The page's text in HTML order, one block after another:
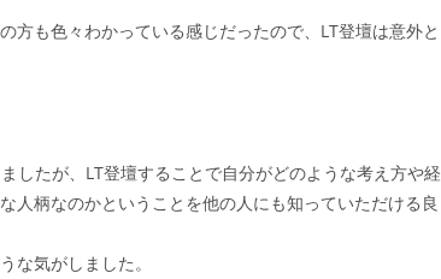
方も色々わかっている感じだったので、LT登壇は意外と
したが、LT登壇することで自分がどのような考え方や経
人柄なのかということを他の人にも知っていただける良
な気がしました。